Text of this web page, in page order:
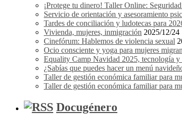
¡Protege tu dinero! Taller Online:
Servicio de orientación y asesoramiento
Tardes de conciliación y ludotecas para
Vivienda, mujeres, inmigración 2025/12/24
Cinefórum: Hablemos de violencia sexual
Ocio consciente y yoga para mujeres
Equality Camp Navidad 2025, tecnología y
¿Sabías que puedes hacer un menú
Taller de gestión económica familiar para
Taller de gestión económica familiar para
Docugénero